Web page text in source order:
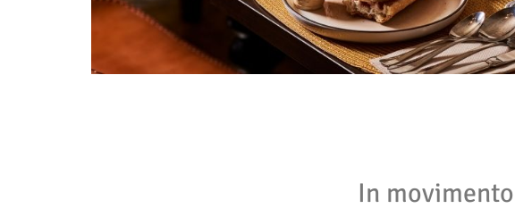
In movimento